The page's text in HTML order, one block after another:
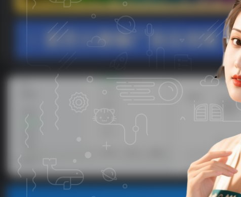
微信公众启用了开发接口后，在启用自